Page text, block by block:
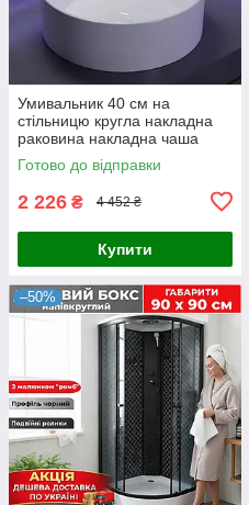
Умивальник 40 см на
стільницю кругла накладна
раковина накладна чаша
Готово до відправки
2 226 ₴ 4 452 ₴
Купити
–50%